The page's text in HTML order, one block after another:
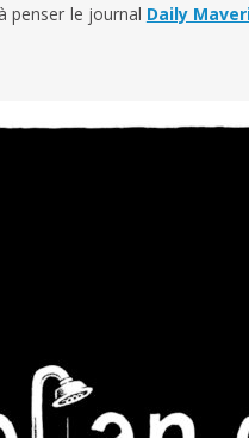
penser le journal Daily